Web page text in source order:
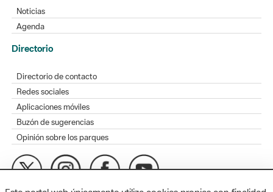
Noticias
Agenda
Directorio
Directorio de contacto
Redes sociales
Aplicaciones móviles
Buzón de sugerencias
Opinión sobre los parques